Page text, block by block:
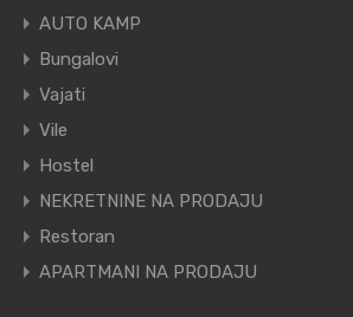
AUTO KAMP
Bungalovi
Vajati
Vile
Hostel
NEKRETNINE NA PRODAJU
Restoran
APARTMANI NA PRODAJU